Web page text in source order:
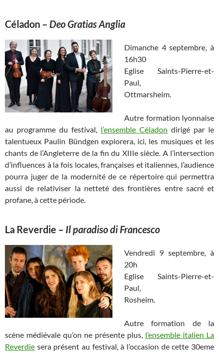
Céladon – Deo Gratias Anglia
Dimanche 4 septembre, à
16h30
Eglise Saints-Pierre-et-
Paul,
Ottmarsheim.
Autre formation lyonnaise
au programme du festival, l’ensemble Céladon dirigé par le
talentueux Paulin Bündgen explorera, ici, les musiques et les
chants de l’Angleterre de la fin du XIIIe siècle. A l’intersection
d’influences à la fois locales, françaises et italiennes, l’audience
pourra juger de la modernité de ce répertoire qui permettra
aussi de relativiser la netteté des frontières entre sacré et
profane, à cette période.
La Reverdie – Il paradiso di Francesco
Vendredi 9 septembre, à
20h
Eglise Saints-Pierre-et-
Paul,
Rosheim.
Autre formation de la
scène médiévale qu’on ne présente plus, l’ensemble italien La
Reverdie sera présent au festival, à l’occasion de cette 30eme